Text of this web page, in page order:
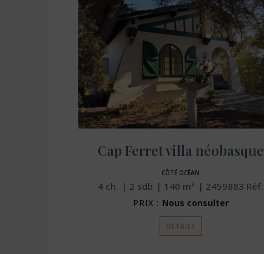
Cap Ferret villa néobasque
CÔTÉ OCÉAN
4 ch. 2 sdb 140 m² 2459883 Réf.
PRIX : Nous consulter
DÉTAILS